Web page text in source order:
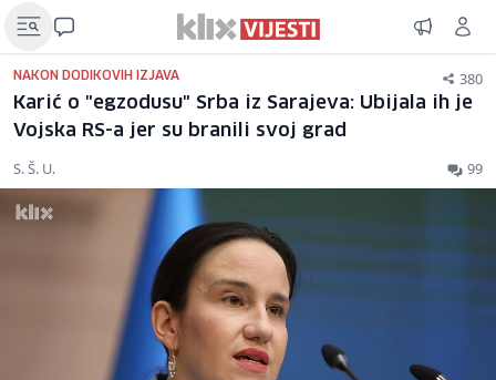
NAKON DODIKOVIH IZJAVA 380
Karić o "egzodusu" Srba iz Sarajeva: Ubijala ih je
Vojska RS-a jer su branili svoj grad
S. Š. U. 99